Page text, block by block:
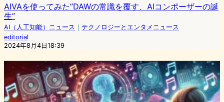
AIVAを使ってみた”DAWの常識を覆す、AIコンポーザーの誕
生”
AI（人工知能）ニュース ｜ テクノロジーとエンタメニュース
editorial
2024年8月4日18:39